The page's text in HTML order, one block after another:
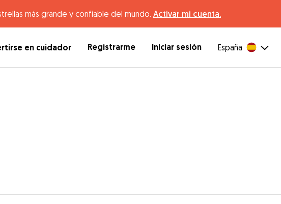
más grande y confiable del mundo. Activar mi cuenta.
en cuidador Registrarme Iniciar sesión España